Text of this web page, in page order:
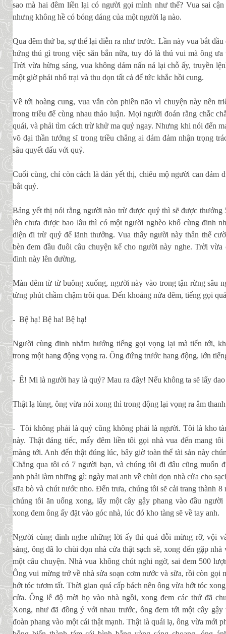
sao mà hai đêm liền lại có người gọi mình như thế? Vua sai
nhưng không hề có bóng dáng của một người lạ nào.
Qua đêm thứ ba, sự thể lại diễn ra như trước. Lần này vua bắt
hứng thú gì trong việc săn bắn nữa, tuy đó là thú vui mà ông
Trời vừa hừng sáng, vua không dám nấn ná lại chỗ ấy, truyền
một giờ phải nhổ trại và thu dọn tất cả để tức khắc hồi cung.
Về tới hoàng cung, vua vẫn còn phiền não vì chuyện này nên
trong triều để cùng nhau thảo luận. Mọi người đoán rằng chắc
quái, và phải tìm cách trừ khử ma quỷ ngay. Nhưng khi nói đến
võ đại thần tướng sĩ trong triều chẳng ai dám đảm nhận trọng
sâu quyết đấu với quỷ.
Cuối cùng, chỉ còn cách là dán yết thị, chiêu mộ người can đảm
bắt quỷ.
Bảng yết thị nói rằng người nào trừ được quỷ thì sẽ được thưởng
lên chưa được bao lâu thì có một người nghèo khổ cùng đinh
diện đi trừ quỷ để lãnh thưởng. Vua thấy người này thân thể
bèn đem đầu đuôi câu chuyện kể cho người này nghe. Trời
đinh này lên đường.
Màn đêm từ từ buông xuống, người này vào trong tận rừng sâu
từng phút chầm chậm trôi qua. Ðến khoảng nửa đêm, tiếng gọi
- Bệ hạ! Bệ ha! Bệ hạ!
Người cùng đinh nhắm hướng tiếng gọi vọng lại mà tiến tới,
trong một hang động vọng ra. Ông đứng trước hang động, lớn
- Ê! Mi là người hay là quỷ? Mau ra đây! Nếu không ta sẽ lấy
Thật lạ lùng, ông vừa nói xong thì trong động lại vọng ra âm
- Tôi không phải là quỷ cũng không phải là người. Tôi là kho
này. Thật đáng tiếc, mấy đêm liền tôi gọi nhà vua đến mang
màng tới. Anh đến thật đúng lúc, bây giờ toàn thể tài sản này
Chẳng qua tôi có 7 người bạn, và chúng tôi đi đâu cũng muốn
anh phải làm những gì: ngày mai anh về chùi dọn nhà cửa cho
sữa bò và chút nước nho. Ðến trưa, chúng tôi sẽ cải trang thành 8
chúng tôi ăn uống xong, lấy một cây gậy phang vào đầu
xong đem ông ấy đặt vào góc nhà, lúc đó kho tàng sẽ về tay anh.
Người cùng đinh nghe những lời ấy thì quá đỗi mừng rỡ, vội
sáng, ông đã lo chùi dọn nhà cửa thật sạch sẽ, xong đến gặp
một câu chuyện. Nhà vua không chút nghi ngờ, sai đem 500
Ông vui mừng trở về nhà sửa soạn cơm nước và sữa, rồi còn gọi
hớt tóc tươm tất. Thời gian quá cấp bách nên ông vừa hớt tóc
cửa. Ông lễ độ mời họ vào nhà ngồi, xong đem các thứ đã
Xong, như đã đồng ý với nhau trước, ông đem tới một cây gậy
đoàn phang vào một cái thật mạnh. Thật là quái lạ, ông vừa mới